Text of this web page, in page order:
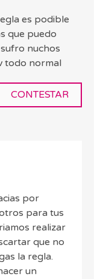
es podible
nuchos
todo normal
CONTESTAR
por
para tus
realizar
que no
la regla.
un